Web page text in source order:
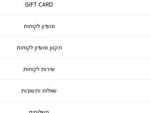
GIFT CARD
מועדון לקוחות
תקנון מועדון לקוחות
שירות לקוחות
שאלות ותשובות